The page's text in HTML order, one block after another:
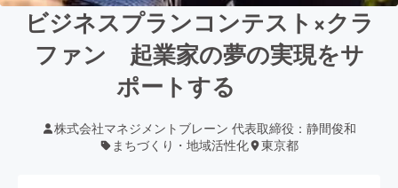
ビジネスプランコンテスト×クラ
ファン 起業家の夢の実現をサ
ポートする
株式会社マネジメントブレーン 代表取締役：静間俊和
まちづくり・地域活性化
東京都